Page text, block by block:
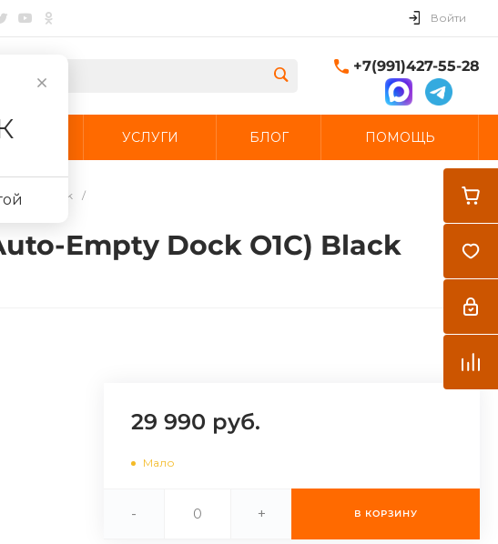
Закрыть
Войти
+7(991)427-55-28
УСЛУГИ БЛОГ ПОМОЩЬ
Roborock
/
Empty Dock O1C) Black
29 990 руб.
Мало
- + В КОРЗИНУ